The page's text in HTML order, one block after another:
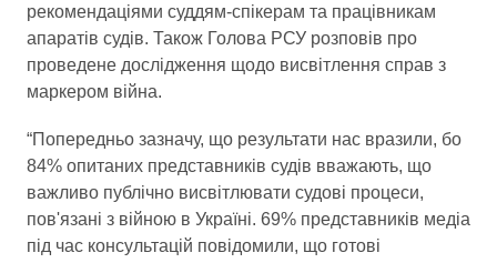
рекомендаціями суддям-спікерам та працівникам
апаратів судів. Також Голова РСУ розповів про
проведене дослідження щодо висвітлення справ з
маркером війна.
“Попередньо зазначу, що результати нас вразили, бо
84% опитаних представників судів вважають, що
важливо публічно висвітлювати судові процеси,
пов'язані з війною в Україні. 69% представників медіа
під час консультацій повідомили, що готові